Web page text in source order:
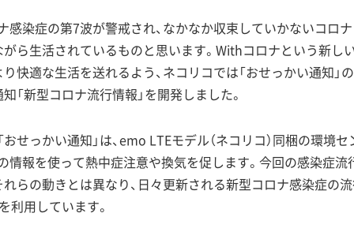
感染症の第7波が警戒され、なかなか収束していかないコロ
がら生活されているものと思います。Withコロナという新し
り快適な生活を送れるよう、ネコリコでは「おせっかい通知」
「新型コロナ流行情報」を開発しました。
せっかい通知」は、emo LTEモデル（ネコリコ）同梱の環境
情報を使って熱中症注意や換気を促します。今回の感染症流
れらの動きとは異なり、日々更新される新型コロナ感染症の
利用しています。